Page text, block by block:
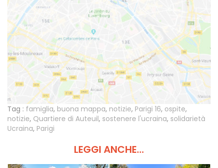
Tag : famiglia, buona mappa, notizie, Parigi 16, ospite,
notizie, Quartiere di Auteuil, sostenere l'ucraina, solidarietà
Ucraina, Parigi
LEGGI ANCHE...